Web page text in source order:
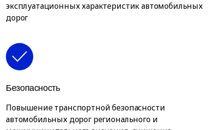
эксплуатационных характеристик автомобильных
дорог
Безопасность
Повышение транспортной безопасности
автомобильных дорог регионального и